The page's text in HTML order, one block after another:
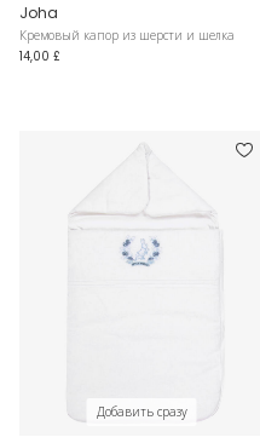
Joha
Кремовый капор из шерсти и шелка
14,00 £
Добавить сразу